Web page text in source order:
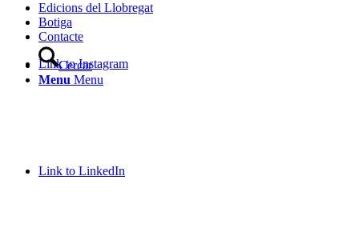
Link to Instagram
Link to LinkedIn
Edicions del Llobregat
Botiga
Contacte
Cercar
Menu Menu